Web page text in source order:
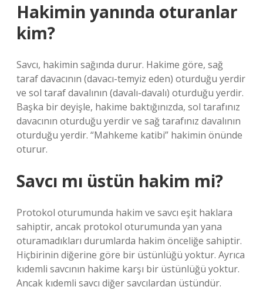
Hakimin yanında oturanlar
kim?
Savcı, hakimin sağında durur. Hakime göre, sağ
taraf davacının (davacı-temyiz eden) oturduğu yerdir
ve sol taraf davalının (davalı-davalı) oturduğu yerdir.
Başka bir deyişle, hakime baktığınızda, sol tarafınız
davacının oturduğu yerdir ve sağ tarafınız davalının
oturduğu yerdir. “Mahkeme katibi” hakimin önünde
oturur.
Savcı mı üstün hakim mi?
Protokol oturumunda hakim ve savcı eşit haklara
sahiptir, ancak protokol oturumunda yan yana
oturamadıkları durumlarda hakim önceliğe sahiptir.
Hiçbirinin diğerine göre bir üstünlüğü yoktur. Ayrıca
kıdemli savcının hakime karşı bir üstünlüğü yoktur.
Ancak kıdemli savcı diğer savcılardan üstündür.